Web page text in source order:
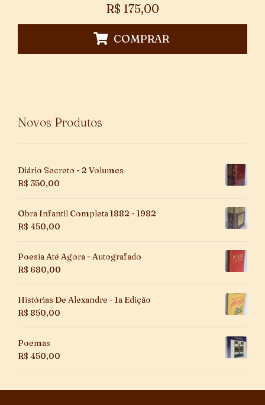
R$ 175,00
COMPRAR
Novos Produtos
Diário Secreto - 2 Volumes
R$ 350,00
Obra Infantil Completa 1882 - 1982
R$ 450,00
Poesia Até Agora - Autografado
R$ 680,00
Histórias De Alexandre - 1a Edição
R$ 850,00
Poemas
R$ 450,00